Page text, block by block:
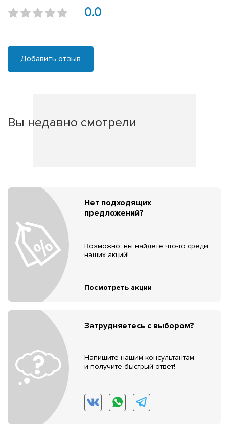
0.0
Добавить отзыв
Вы недавно смотрели
Нет подходящих
предложений?
Возможно, вы найдёте что-то среди
наших акций!
Посмотреть акции
Затрудняетесь с выбором?
Напишите нашим консультантам
и получите быстрый ответ!